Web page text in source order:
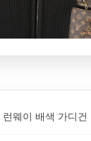
웨이 배색 가디건